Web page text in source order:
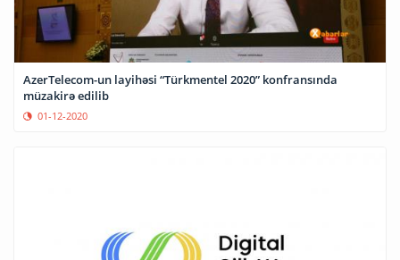
AzerTelecom-un layihəsi “Türkmentel 2020” konfransında
müzakirə edilib
01-12-2020